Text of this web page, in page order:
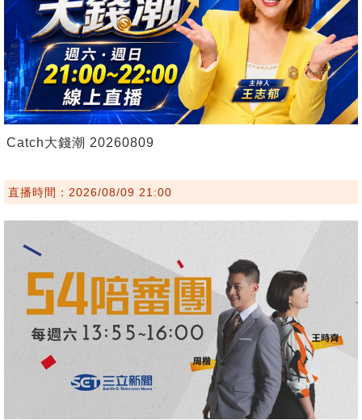
Catch大錢潮 20260809
直播時間：2026/08/09 21:00